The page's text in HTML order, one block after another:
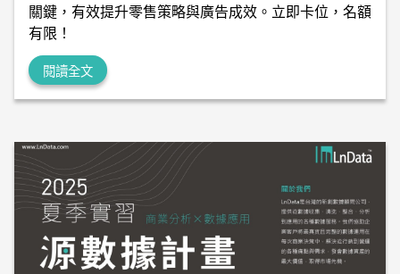
關鍵，有效提升零售策略與廣告成效。立即卡位，名額
有限！
閱讀全文